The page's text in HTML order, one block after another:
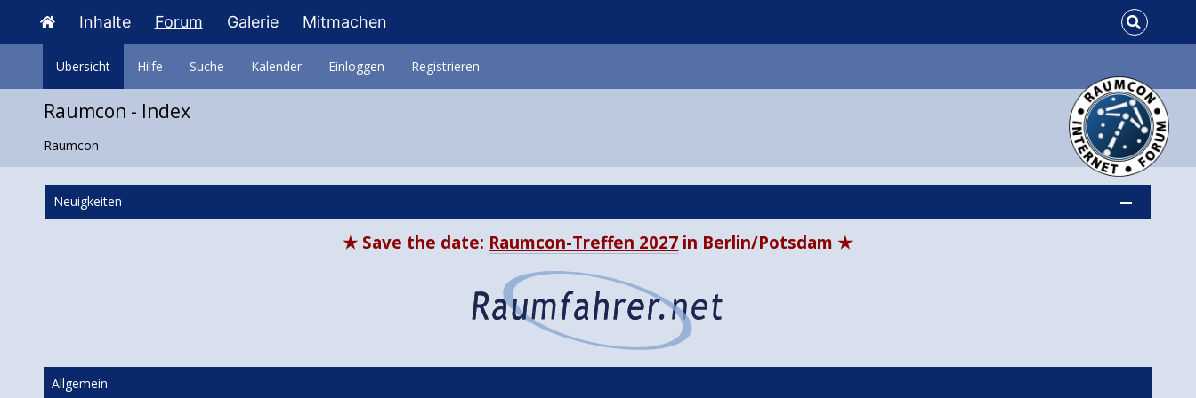
Inhalte Forum Galerie Mitmachen
Übersicht Hilfe Suche Kalender Einloggen Registrieren
Raumcon - Index
Raumcon
Neuigkeiten
★ Save the date: Raumcon-Treffen 2027 in Berlin/Potsdam ★
Allgemein